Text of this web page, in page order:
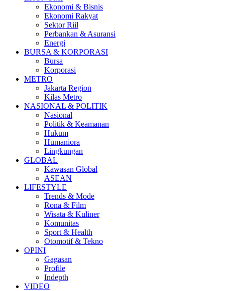
Ekonomi & Bisnis
Ekonomi Rakyat
Sektor Riil
Perbankan & Asuransi
Energi
BURSA & KORPORASI
Bursa
Korporasi
METRO
Jakarta Region
Kilas Metro
NASIONAL & POLITIK
Nasional
Politik & Keamanan
Hukum
Humaniora
Lingkungan
GLOBAL
Kawasan Global
ASEAN
LIFESTYLE
Trends & Mode
Rona & Film
Wisata & Kuliner
Komunitas
Sport & Health
Otomotif & Tekno
OPINI
Gagasan
Profile
Indepth
VIDEO